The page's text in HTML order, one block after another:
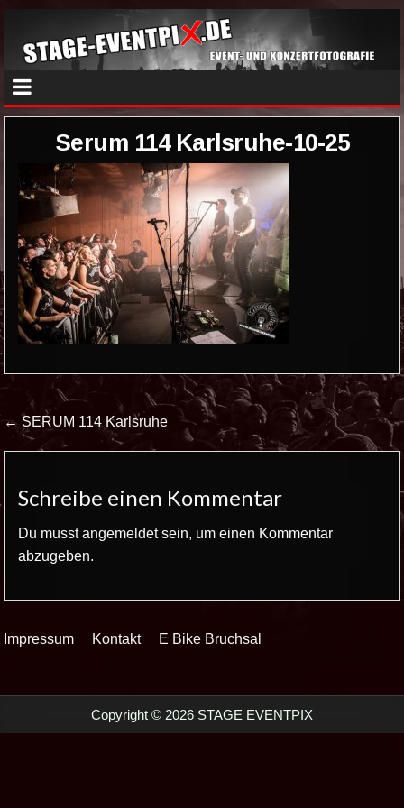
Serum 114 Karlsruhe-10-25
Beitrags-
Navigation
← SERUM 114 Karlsruhe
Schreibe einen Kommentar
Du musstangemeldetsein, um einen Kommentar
abzugeben.
Impressum Kontakt E Bike Bruchsal
Copyright © 2026 STAGE EVENTPIX